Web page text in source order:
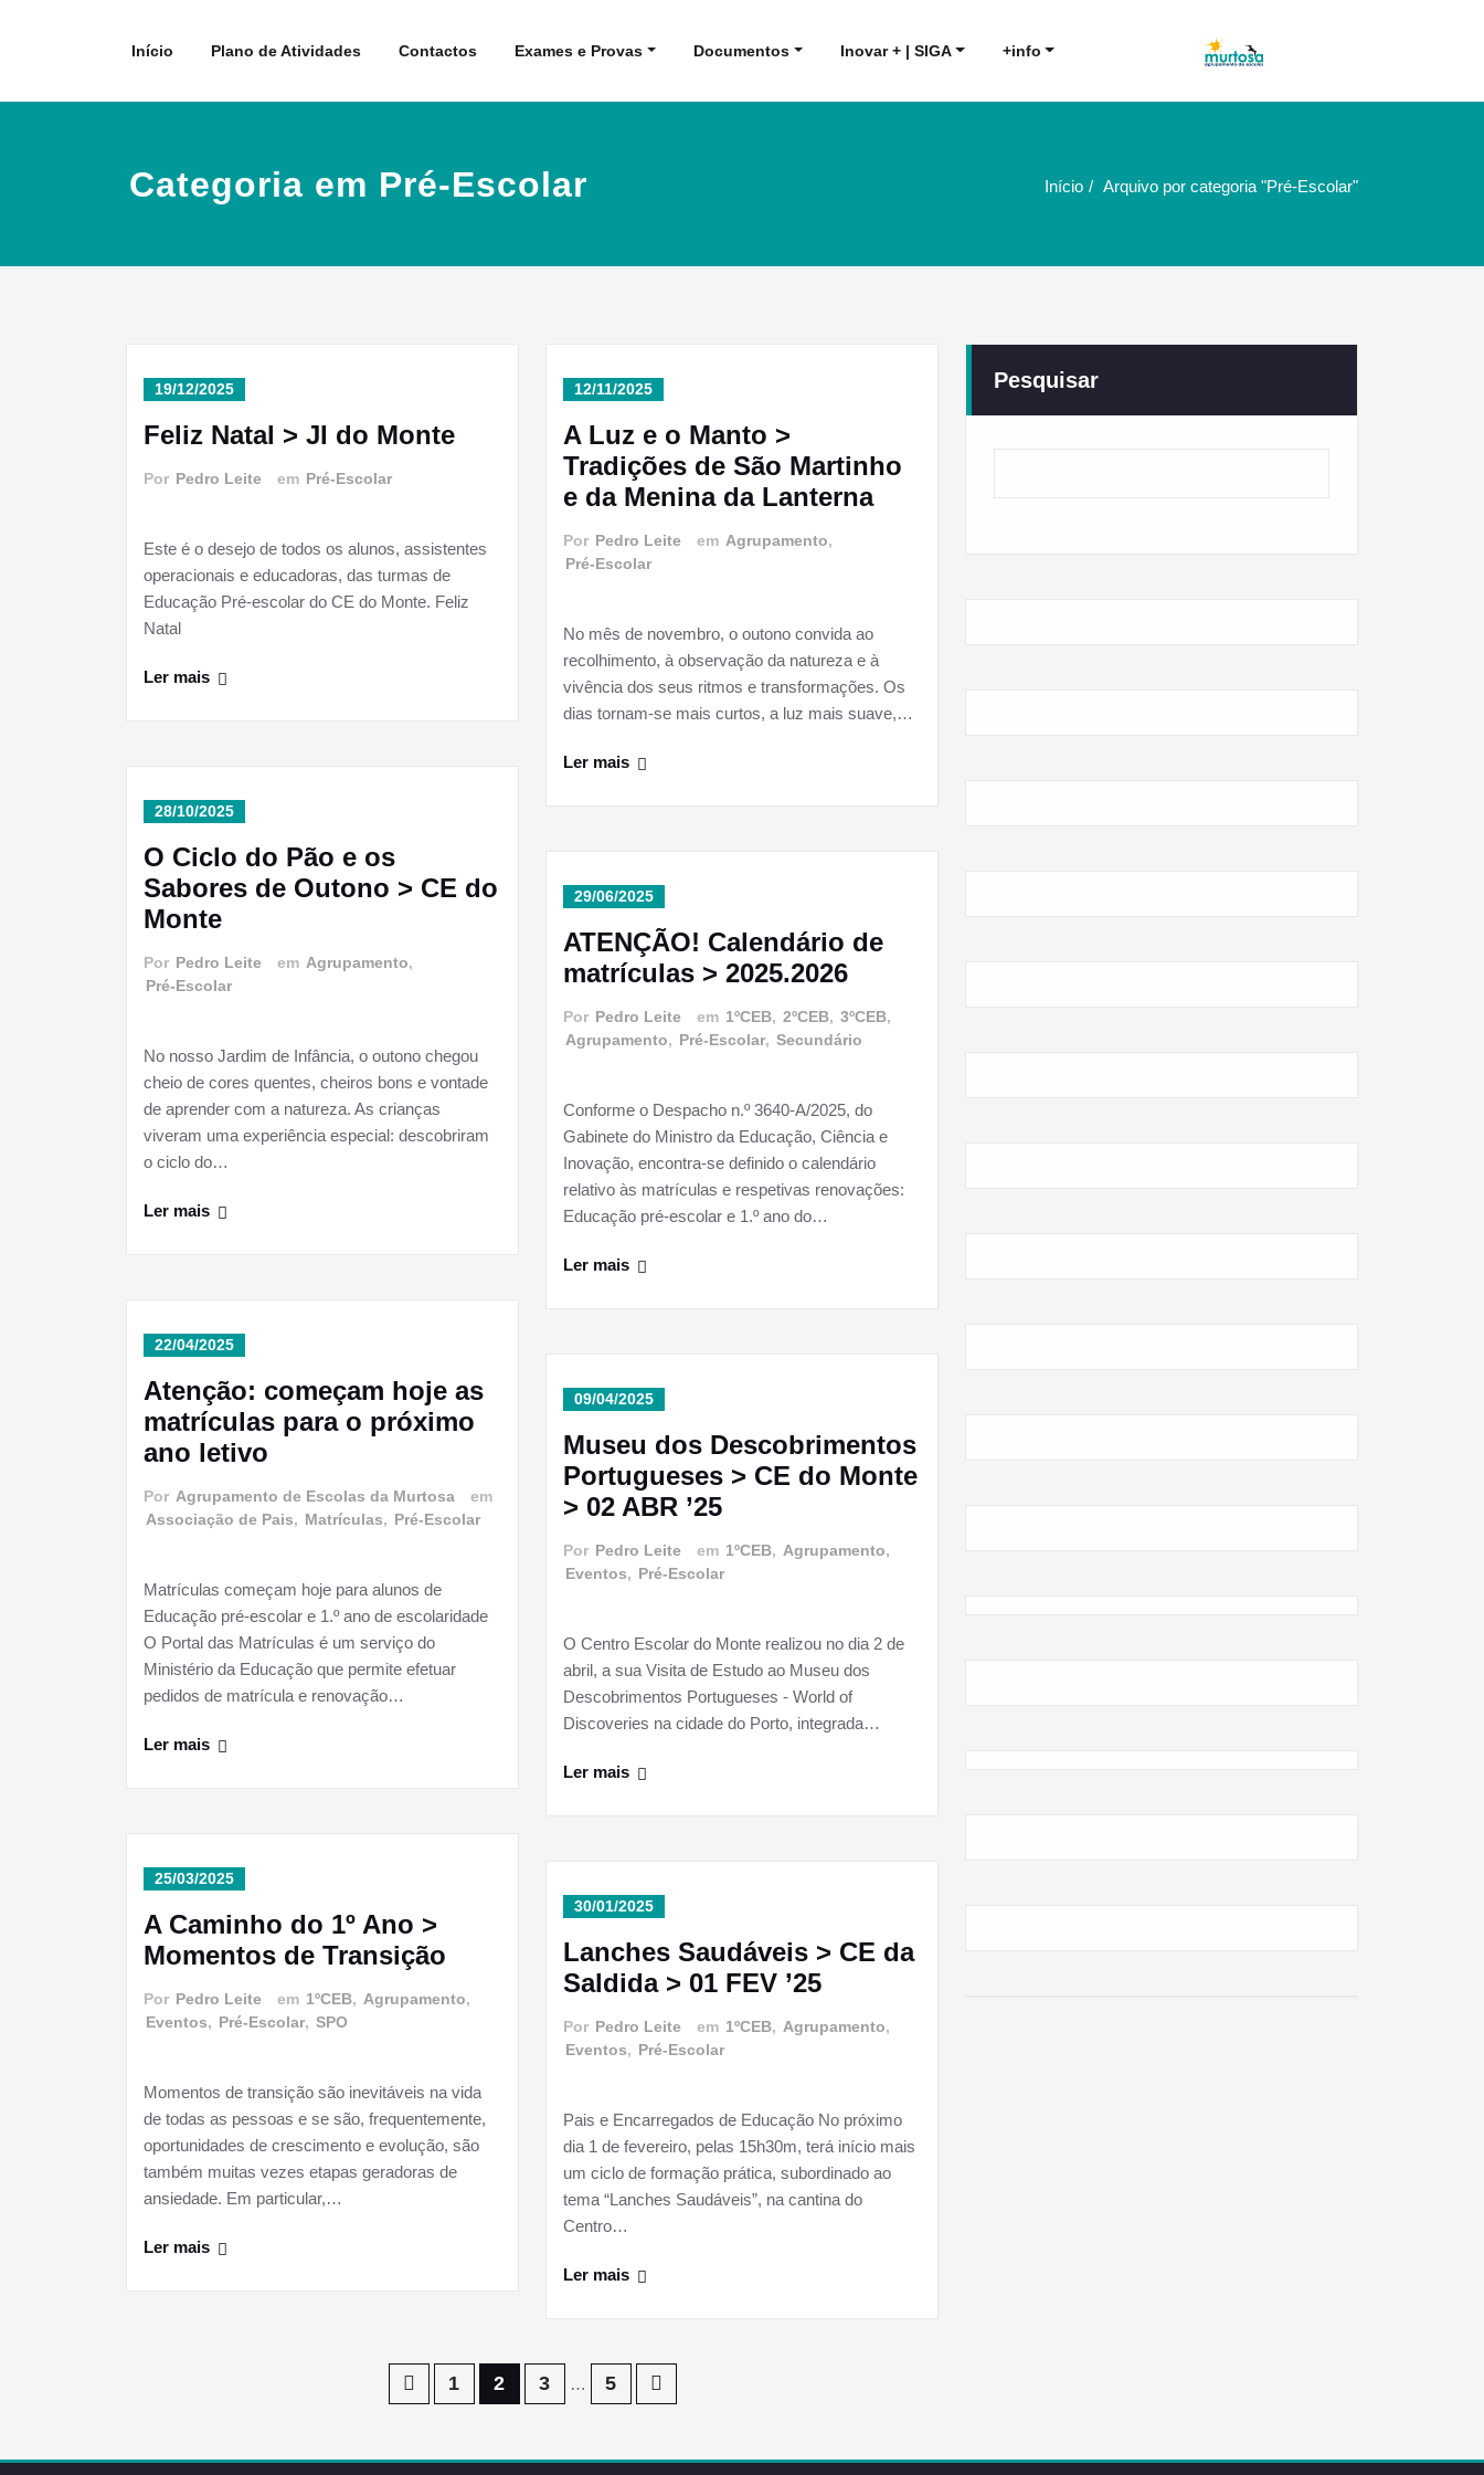
AE Murtosa
Agrupamento de Escolas da
Murtosa
Início Plano de Atividades Contactos Exames e Provas Documentos Inovar + | SIGA +info
Categoria em Pré-Escolar Início Arquivo por categoria "Pré-Escolar"
19/12/2025
Feliz Natal > JI do Monte
Por Pedro Leite em Pré-Escolar
Este é o desejo de todos os alunos, assistentes
operacionais e educadoras, das turmas de
Educação Pré-escolar do CE do Monte. Feliz
Natal
Ler mais
28/10/2025
O Ciclo do Pão e os
Sabores de Outono > CE do
Monte
Por Pedro Leite em Agrupamento,
Pré-Escolar
No nosso Jardim de Infância, o outono chegou
cheio de cores quentes, cheiros bons e vontade
de aprender com a natureza. As crianças
viveram uma experiência especial: descobriram
o ciclo do…
Ler mais
22/04/2025
Atenção: começam hoje as
matrículas para o próximo
ano letivo
Por Agrupamento de Escolas da Murtosa
em
Associação de Pais, Matrículas, Pré-Escolar
Matrículas começam hoje para alunos de
Educação pré-escolar e 1.º ano de escolaridade
O Portal das Matrículas é um serviço do
Ministério da Educação que permite efetuar
pedidos de matrícula e renovação…
Ler mais
25/03/2025
A Caminho do 1º Ano >
Momentos de Transição
Por Pedro Leite em 1ºCEB, Agrupamento,
Eventos, Pré-Escolar, SPO
Momentos de transição são inevitáveis na vida
de todas as pessoas e se são, frequentemente,
oportunidades de crescimento e evolução, são
também muitas vezes etapas geradoras de
ansiedade. Em particular,…
Ler mais
12/11/2025
A Luz e o Manto >
Tradições de São Martinho
e da Menina da Lanterna
Por Pedro Leite em Agrupamento,
Pré-Escolar
No mês de novembro, o outono convida ao
recolhimento, à observação da natureza e à
vivência dos seus ritmos e transformações. Os
dias tornam-se mais curtos, a luz mais suave,…
Ler mais
29/06/2025
ATENÇÃO! Calendário de
matrículas > 2025.2026
Por Pedro Leite em 1ºCEB, 2ºCEB, 3ºCEB,
Agrupamento, Pré-Escolar, Secundário
Conforme o Despacho n.º 3640-A/2025, do
Gabinete do Ministro da Educação, Ciência e
Inovação, encontra-se definido o calendário
relativo às matrículas e respetivas renovações:
Educação pré-escolar e 1.º ano do…
Ler mais
09/04/2025
Museu dos Descobrimentos
Portugueses > CE do Monte
> 02 ABR ’25
Por Pedro Leite em 1ºCEB, Agrupamento,
Eventos, Pré-Escolar
O Centro Escolar do Monte realizou no dia 2 de
abril, a sua Visita de Estudo ao Museu dos
Descobrimentos Portugueses - World of
Discoveries na cidade do Porto, integrada…
Ler mais
30/01/2025
Lanches Saudáveis > CE da
Saldida > 01 FEV ’25
Por Pedro Leite em 1ºCEB, Agrupamento,
Eventos, Pré-Escolar
Pais e Encarregados de Educação No próximo
dia 1 de fevereiro, pelas 15h30m, terá início mais
um ciclo de formação prática, subordinado ao
tema “Lanches Saudáveis”, na cantina do
Centro…
Ler mais
1 2 3 … 5
Pesquisar